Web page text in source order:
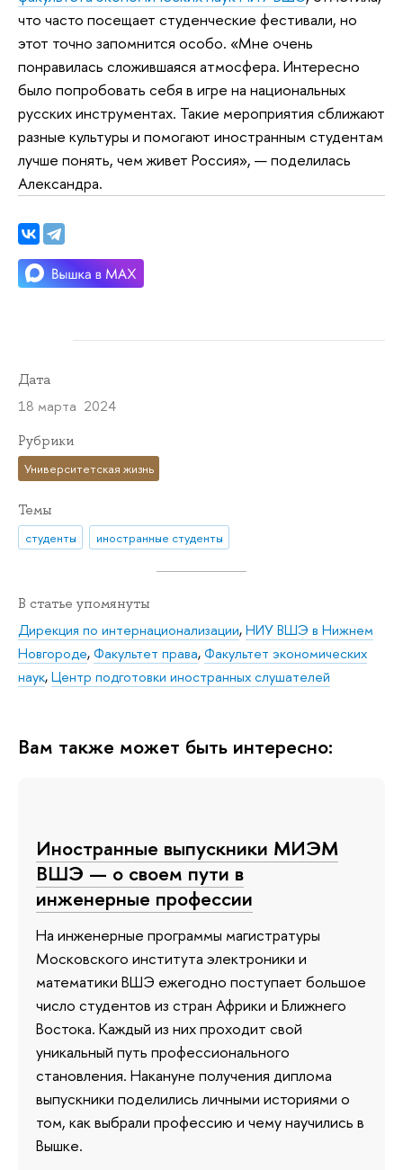
что часто посещает студенческие фестивали, но
этот точно запомнится особо. «Мне очень
понравилась сложившаяся атмосфера. Интересно
было попробовать себя в игре на национальных
русских инструментах. Такие мероприятия сближают
разные культуры и помогают иностранным студентам
лучше понять, чем живет Россия», — поделилась
Александра.
Дата
18 марта 2024
Рубрики
Университетская жизнь
Темы
студенты иностранные студенты
В статье упомянуты
Дирекция по интернационализации,НИУ ВШЭ в Нижнем
Новгороде,Факультет права,Факультет экономических
наук,Центр подготовки иностранных слушателей
Вам также может быть интересно:
Иностранные выпускники МИЭМ
ВШЭ — о своем пути в
инженерные профессии
На инженерные программы магистратуры
Московского института электроники и
математики ВШЭ ежегодно поступает большое
число студентов из стран Африки и Ближнего
Востока. Каждый из них проходит свой
уникальный путь профессионального
становления. Накануне получения диплома
выпускники поделились личными историями о
том, как выбрали профессию и чему научились в
Вышке.